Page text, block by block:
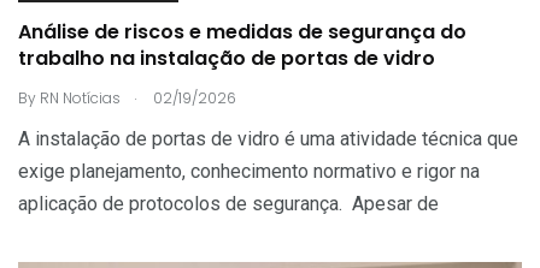
Análise de riscos e medidas de segurança do
trabalho na instalação de portas de vidro
By RN Notícias . 02/19/2026
A instalação de portas de vidro é uma atividade técnica que
exige planejamento, conhecimento normativo e rigor na
aplicação de protocolos de segurança. Apesar de